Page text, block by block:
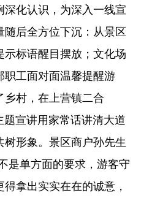
化认识，为深入一线宣
后全方位下沉：从景区
示标语醒目摆放；文化场
工面对面温馨提醒游
村，在上营镇二合
题宣讲用家常话讲清大道
形象。景区商户孙先生
是单方面的要求，游客守
拿出实实在在的诚意，